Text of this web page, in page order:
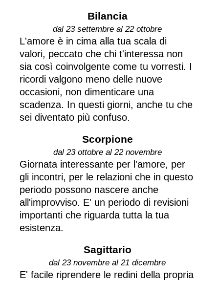
Bilancia
dal 23 settembre al 22 ottobre
L'amore è in cima alla tua scala di
valori, peccato che chi t'interessa non
sia così coinvolgente come tu vorresti. I
ricordi valgono meno delle nuove
occasioni, non dimenticare una
scadenza. In questi giorni, anche tu che
sei diventato più confuso.
Scorpione
dal 23 ottobre al 22 novembre
Giornata interessante per l'amore, per
gli incontri, per le relazioni che in questo
periodo possono nascere anche
all'improvviso. E' un periodo di revisioni
importanti che riguarda tutta la tua
esistenza.
Sagittario
dal 23 novembre al 21 dicembre
E' facile riprendere le redini della propria